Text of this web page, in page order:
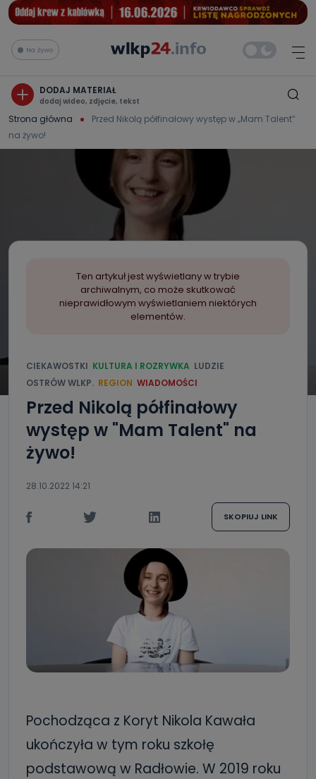
Na żywo
DODAJ MATERIAŁ
dodaj wideo, zdjęcie, tekst
Strona główna
Przed Nikolą półfinałowy występ w „Mam Talent”
na żywo!
Ten artykuł jest wyświetlany w trybie
archiwalnym, co może skutkować
nieprawidłowym wyświetlaniem niektórych
elementów.
CIEKAWOSTKI KULTURA I ROZRYWKA LUDZIE
OSTRÓW WLKP. REGION WIADOMOŚCI
Przed Nikolą półfinałowy
występ w "Mam Talent" na
żywo!
28.10.2022 14:21
SKOPIUJ LINK
Pochodząca z Koryt Nikola Kawała
ukończyła w tym roku szkołę
podstawową w Radłowie. W 2019 roku